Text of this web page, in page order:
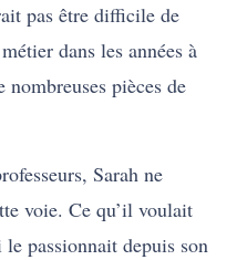
pas être difficile de
dans les années à
nombreuses pièces de
Sarah ne
voie. Ce qu’il voulait
passionnait depuis son